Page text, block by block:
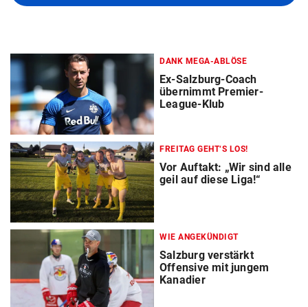
DANK MEGA-ABLÖSE
Ex-Salzburg-Coach
übernimmt Premier-
League-Klub
FREITAG GEHT‘S LOS!
Vor Auftakt: „Wir sind alle
geil auf diese Liga!“
WIE ANGEKÜNDIGT
Salzburg verstärkt
Offensive mit jungem
Kanadier